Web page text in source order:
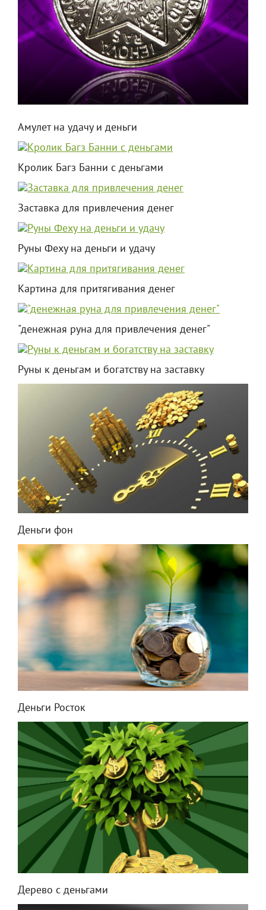
Амулет на удачу и деньги
Кролик Багз Банни с деньгами
Заставка для привлечения денег
Руны Феху на деньги и удачу
Картина для притягивания денег
"денежная руна для привлечения денег"
Руны к деньгам и богатству на заставку
Деньги фон
Деньги Росток
Дерево с деньгами